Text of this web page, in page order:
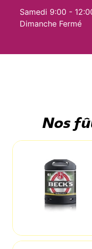
Samedi 9:00 -
Dimanche Fermé
Nos